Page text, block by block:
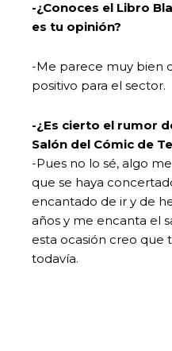
-¿Conoces el Libro
es tu opinión?
-Me parece muy bien
positivo para el sector.
-¿Es cierto el rumor
Salón del Cómic de
-Pues no lo sé, algo
que se haya
encantado de ir y de
años y me encanta el
esta ocasión creo que
todavía.